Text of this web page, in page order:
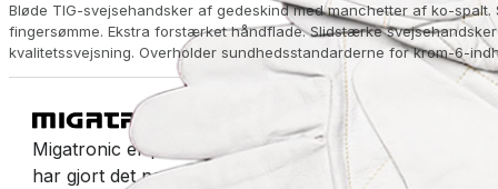
Bløde TIG-svejsehandsker af gedeskind med manchetter af ko-spalt.
fingersømme. Ekstra forstærket håndflade. Slidstærke
kvalitetssvejsning. Overholder sundhedsstandarderne for krom-6-
Migatronic er producent af lysbuesvejsemaskiner og
har gjort det nemt at svejse i et halvt århundrede.